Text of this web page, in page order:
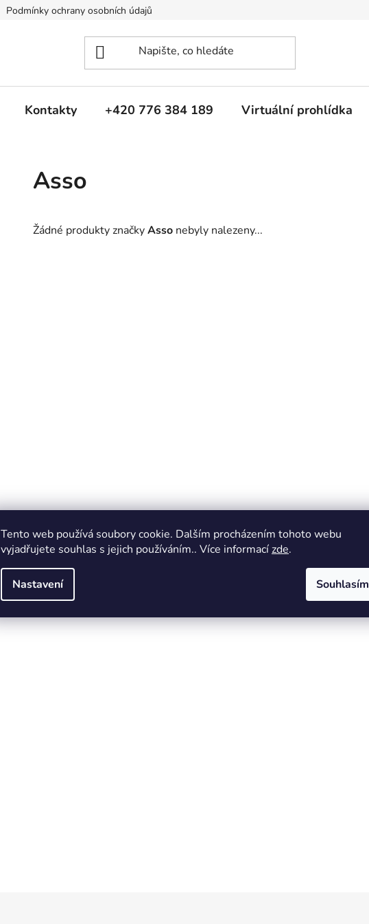
Tento web používá soubory cookie. Dalším procházením tohoto webu
vyjadřujete souhlas s jejich používáním.. Více informacízde.
Nastavení Souhlasím
Podmínky ochrany osobních údajů
Kontakty +420 776 384 189 Virtuální prohlídka
Asso
Žádné produkty značkyAsso nebyly nalezeny...